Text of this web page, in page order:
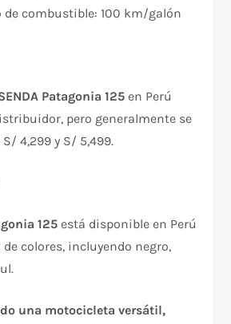
de combustible: 100 km/galón
Patagonia 125 en Perú
pero generalmente se
4,299 y S/ 5,499.
125 está disponible en Perú
colores, incluyendo negro,
una motocicleta versátil,